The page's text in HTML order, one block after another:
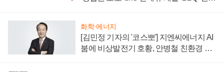
화학·에너지
[김민정 기자의 '코스뽀'] 지엔씨에너지 AI
붐에 비상발전기 호황, 안병철 친환경 에